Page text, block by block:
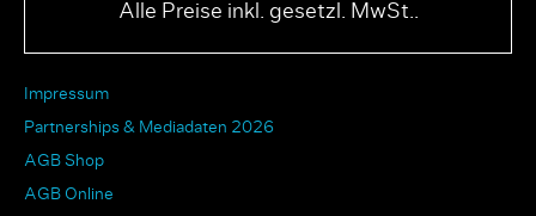
Alle Preise inkl. gesetzl. MwSt..
Impressum
Partnerships & Mediadaten 2026
AGB Shop
AGB Online